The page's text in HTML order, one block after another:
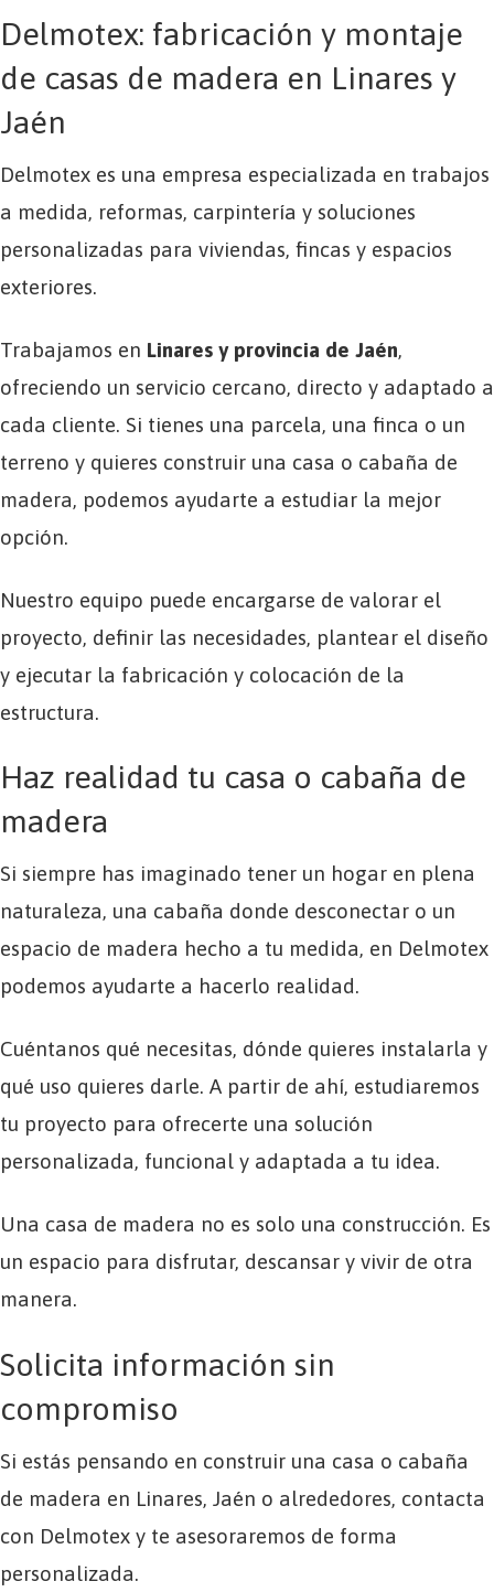
Delmotex: fabricación y montaje
de casas de madera en Linares y
Jaén
Delmotex es una empresa especializada en trabajos
a medida, reformas, carpintería y soluciones
personalizadas para viviendas, fincas y espacios
exteriores.
Trabajamos en Linares y provincia de Jaén,
ofreciendo un servicio cercano, directo y adaptado a
cada cliente. Si tienes una parcela, una finca o un
terreno y quieres construir una casa o cabaña de
madera, podemos ayudarte a estudiar la mejor
opción.
Nuestro equipo puede encargarse de valorar el
proyecto, definir las necesidades, plantear el diseño
y ejecutar la fabricación y colocación de la
estructura.
Haz realidad tu casa o cabaña de
madera
Si siempre has imaginado tener un hogar en plena
naturaleza, una cabaña donde desconectar o un
espacio de madera hecho a tu medida, en Delmotex
podemos ayudarte a hacerlo realidad.
Cuéntanos qué necesitas, dónde quieres instalarla y
qué uso quieres darle. A partir de ahí, estudiaremos
tu proyecto para ofrecerte una solución
personalizada, funcional y adaptada a tu idea.
Una casa de madera no es solo una construcción. Es
un espacio para disfrutar, descansar y vivir de otra
manera.
Solicita información sin
compromiso
Si estás pensando en construir una casa o cabaña
de madera en Linares, Jaén o alrededores, contacta
con Delmotex y te asesoraremos de forma
personalizada.